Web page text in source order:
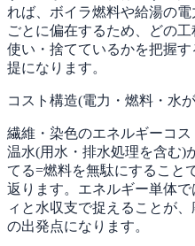
れば、ボイラ燃料や給湯の
ごとに偏在するため、どの
使い・捨てているかを把握
提になります。
コスト構造(電力・燃料・水
繊維・染色のエネルギーコ
温水(用水・排水処理を含む)
てる=燃料を無駄にすること
返ります。エネルギー単体
ィと水収支で捉えることが
の出発点になります。